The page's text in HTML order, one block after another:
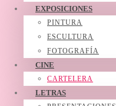
EXPOSICIONES
PINTURA
ESCULTURA
FOTOGRAFÍA
CINE
CARTELERA
LETRAS